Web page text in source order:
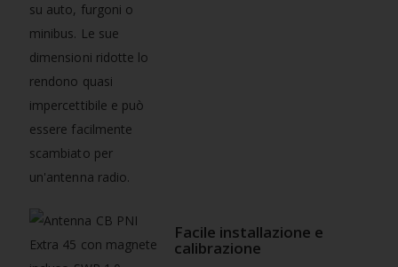
su auto, furgoni o
minibus. Le sue
dimensioni ridotte lo
rendono quasi
impercettibile e può
essere facilmente
scambiato per
un'antenna radio.
Facile installazione e
calibrazione